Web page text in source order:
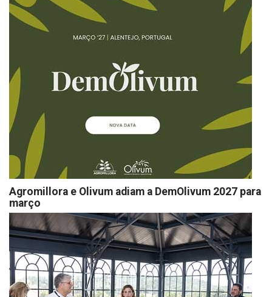
Agromillora e Olivum adiam a DemOlivum 2027 para
março